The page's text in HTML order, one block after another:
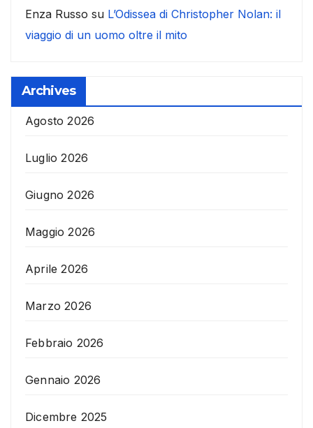
Enza Russo su L’Odissea di Christopher Nolan: il
viaggio di un uomo oltre il mito
Archives
Agosto 2026
Luglio 2026
Giugno 2026
Maggio 2026
Aprile 2026
Marzo 2026
Febbraio 2026
Gennaio 2026
Dicembre 2025